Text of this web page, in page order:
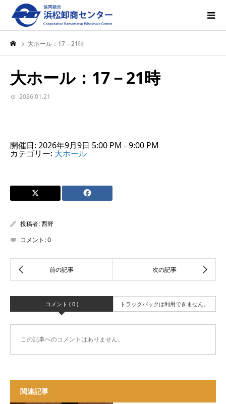
大ホール：17－21時
大ホール：17－21時
2026.01.21
開催日: 2026年9月9日 5:00 PM - 9:00 PM
カテゴリー: 大ホール
投稿者:西野
コメント:0
コメント ( 0 ) トラックバックは利用できません。
この記事へのコメントはありません。
関連記事